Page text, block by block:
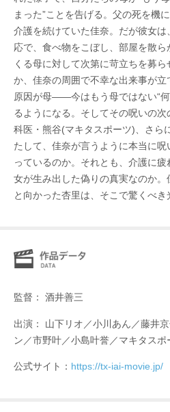
まった”ことを告げる。父の死を機
介護を続けていた佳奈。だが彼女
応で、食べ物をこぼし、部屋を散
くる母に対して次第に苛立ちを募
か、佳奈の周囲で不幸な出来事が
原因が母――今はもう母ではない“
るようになる。そしてその呪いの
科医・熊谷(マキタスポーツ)、さら
たして、佳奈が言うように本当に
っているのか。それとも、介護に
女が生み出した偽りの真実なのか
と向かった杏里は、そこで驚くべき
監督： 酒井善三
出演： 山下リオ／小川あん／藤井
ン／市野叶／小島叶誉／マキタスポ
公式サイト： https://tx-iai-movie.jp/